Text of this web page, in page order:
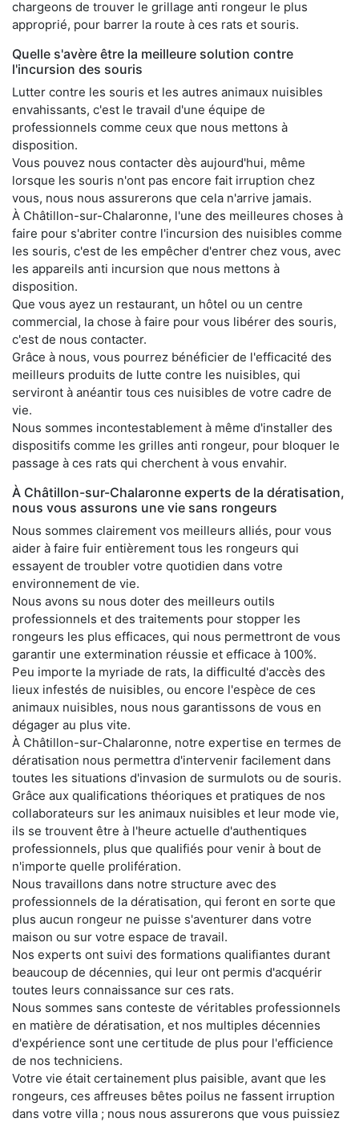
chargeons de trouver le grillage anti rongeur le plus
approprié, pour barrer la route à ces rats et souris.
Quelle s'avère être la meilleure solution contre
l'incursion des souris
Lutter contre les souris et les autres animaux nuisibles
envahissants, c'est le travail d'une équipe de
professionnels comme ceux que nous mettons à
disposition.
Vous pouvez nous contacter dès aujourd'hui, même
lorsque les souris n'ont pas encore fait irruption chez
vous, nous nous assurerons que cela n'arrive jamais.
À Châtillon-sur-Chalaronne, l'une des meilleures choses à
faire pour s'abriter contre l'incursion des nuisibles comme
les souris, c'est de les empêcher d'entrer chez vous, avec
les appareils anti incursion que nous mettons à
disposition.
Que vous ayez un restaurant, un hôtel ou un centre
commercial, la chose à faire pour vous libérer des souris,
c'est de nous contacter.
Grâce à nous, vous pourrez bénéficier de l'efficacité des
meilleurs produits de lutte contre les nuisibles, qui
serviront à anéantir tous ces nuisibles de votre cadre de
vie.
Nous sommes incontestablement à même d'installer des
dispositifs comme les grilles anti rongeur, pour bloquer le
passage à ces rats qui cherchent à vous envahir.
À Châtillon-sur-Chalaronne experts de la dératisation,
nous vous assurons une vie sans rongeurs
Nous sommes clairement vos meilleurs alliés, pour vous
aider à faire fuir entièrement tous les rongeurs qui
essayent de troubler votre quotidien dans votre
environnement de vie.
Nous avons su nous doter des meilleurs outils
professionnels et des traitements pour stopper les
rongeurs les plus efficaces, qui nous permettront de vous
garantir une extermination réussie et efficace à 100%.
Peu importe la myriade de rats, la difficulté d'accès des
lieux infestés de nuisibles, ou encore l'espèce de ces
animaux nuisibles, nous nous garantissons de vous en
dégager au plus vite.
À Châtillon-sur-Chalaronne, notre expertise en termes de
dératisation nous permettra d'intervenir facilement dans
toutes les situations d'invasion de surmulots ou de souris.
Grâce aux qualifications théoriques et pratiques de nos
collaborateurs sur les animaux nuisibles et leur mode vie,
ils se trouvent être à l'heure actuelle d'authentiques
professionnels, plus que qualifiés pour venir à bout de
n'importe quelle prolifération.
Nous travaillons dans notre structure avec des
professionnels de la dératisation, qui feront en sorte que
plus aucun rongeur ne puisse s'aventurer dans votre
maison ou sur votre espace de travail.
Nos experts ont suivi des formations qualifiantes durant
beaucoup de décennies, qui leur ont permis d'acquérir
toutes leurs connaissance sur ces rats.
Nous sommes sans conteste de véritables professionnels
en matière de dératisation, et nos multiples décennies
d'expérience sont une certitude de plus pour l'efficience
de nos techniciens.
Votre vie était certainement plus paisible, avant que les
rongeurs, ces affreuses bêtes poilus ne fassent irruption
dans votre villa ; nous nous assurerons que vous puissiez